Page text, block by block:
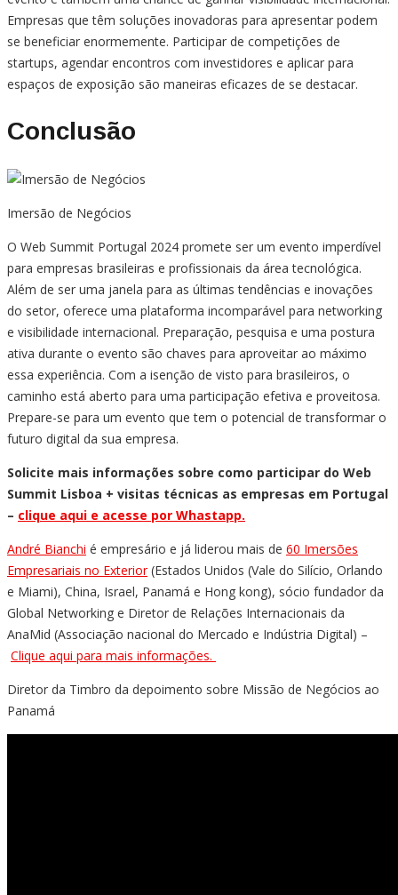
Empresas que têm soluções inovadoras para apresentar podem
se beneficiar enormemente. Participar de competições de
startups, agendar encontros com investidores e aplicar para
espaços de exposição são maneiras eficazes de se destacar.
Conclusão
Imersão de Negócios
O Web Summit Portugal 2024 promete ser um evento imperdível
para empresas brasileiras e profissionais da área tecnológica.
Além de ser uma janela para as últimas tendências e inovações
do setor, oferece uma plataforma incomparável para networking
e visibilidade internacional. Preparação, pesquisa e uma postura
ativa durante o evento são chaves para aproveitar ao máximo
essa experiência. Com a isenção de visto para brasileiros, o
caminho está aberto para uma participação efetiva e proveitosa.
Prepare-se para um evento que tem o potencial de transformar o
futuro digital da sua empresa.
Solicite mais informações sobre como participar do Web
Summit Lisboa + visitas técnicas as empresas em Portugal
– clique aqui e acesse por Whastapp.
André Bianchi é empresário e já liderou mais de 60 Imersões
Empresariais no Exterior(Estados Unidos (Vale do Silício, Orlando
e Miami), China, Israel, Panamá e Hong kong), sócio fundador da
Global Networking e Diretor de Relações Internacionais da
AnaMid (Associação nacional do Mercado e Indústria Digital) –
Clique aqui para mais informações.
Diretor da Timbro da depoimento sobre Missão de Negócios ao
Panamá